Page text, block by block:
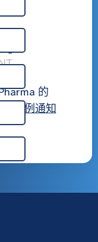
的
私惯例通知